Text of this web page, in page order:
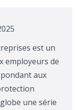
est un
employeurs de
aux
une série